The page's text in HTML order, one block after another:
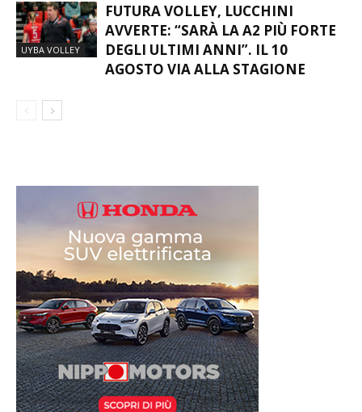
UYBA VOLLEY
FUTURA VOLLEY, LUCCHINI
AVVERTE: “SARÀ LA A2 PIÙ FORTE
DEGLI ULTIMI ANNI”. IL 10
AGOSTO VIA ALLA STAGIONE